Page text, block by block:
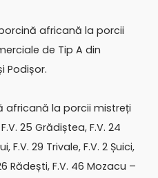
africană la porcii
de Tip A din
Podișor.
africană la porcii mistreți
25 Grădiștea, F.V. 24
F.V. 29 Trivale, F.V. 2 Șuici,
Rădești, F.V. 46 Mozacu –